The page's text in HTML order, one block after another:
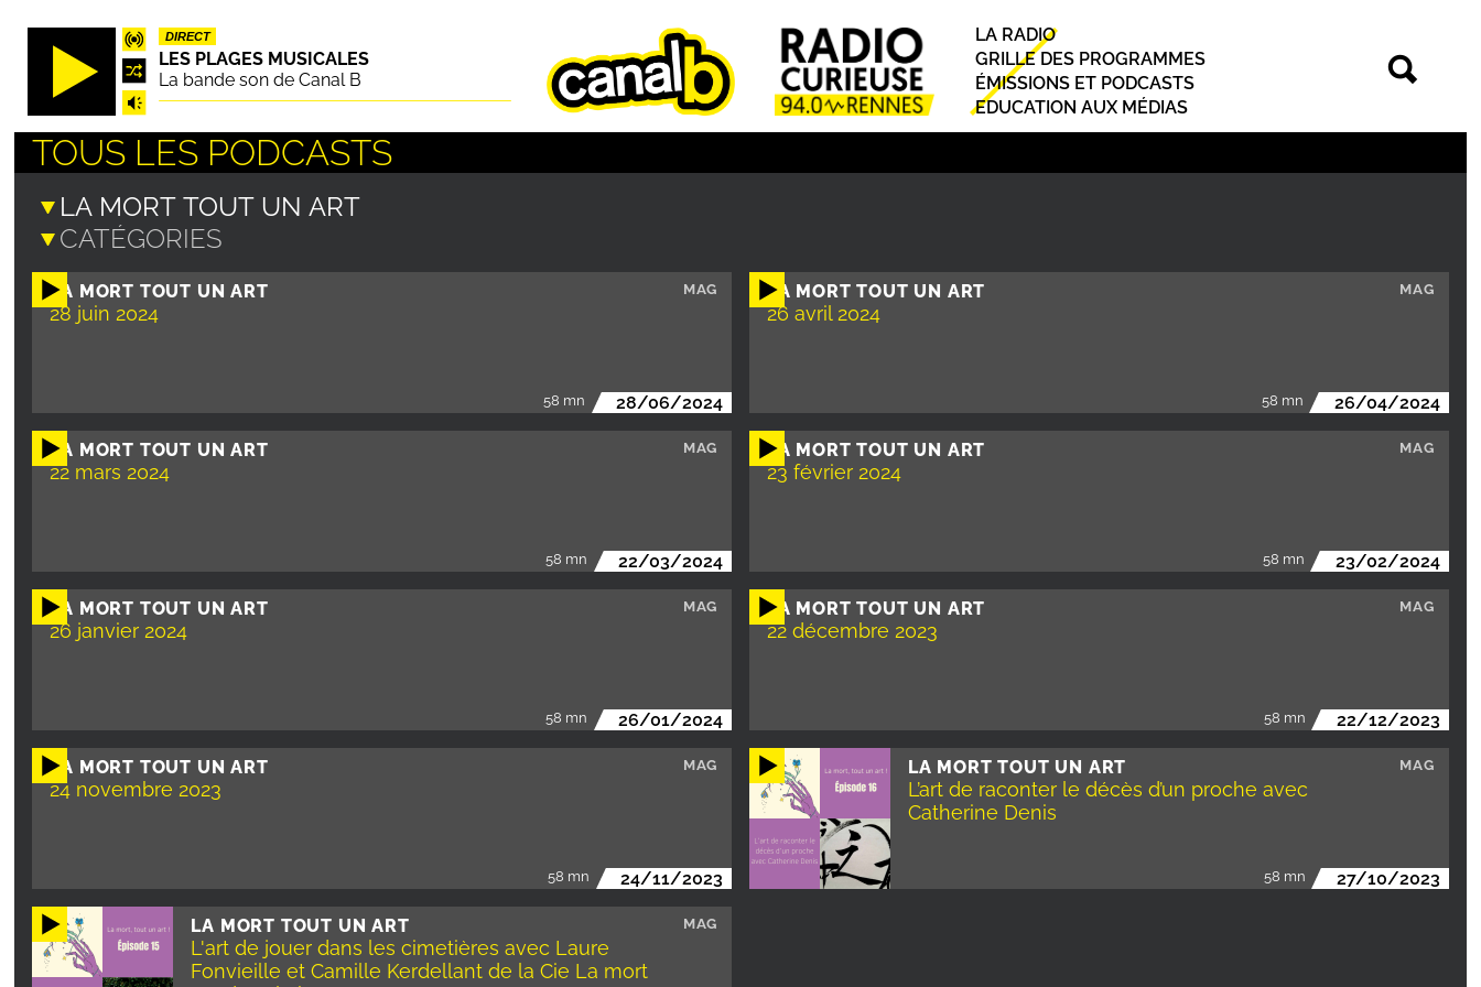
Aller
principal
DIRECT
LES PLAGES MUSICALES
La bande son de Canal B
Principal
LA RADIO
GRILLE DES PROGRAMMES
ÉMISSIONS ET PODCASTS
EDUCATION AUX MÉDIAS
TOUS LES PODCASTS
LA MORT TOUT UN ART
28 juin 2024
MAG
58 mn 28/06/2024
LA MORT TOUT UN ART
26 avril 2024
MAG
58 mn 26/04/2024
LA MORT TOUT UN ART
22 mars 2024
MAG
58 mn 22/03/2024
LA MORT TOUT UN ART
23 février 2024
MAG
58 mn 23/02/2024
LA MORT TOUT UN ART
26 janvier 2024
MAG
58 mn 26/01/2024
LA MORT TOUT UN ART
22 décembre 2023
MAG
58 mn 22/12/2023
LA MORT TOUT UN ART
24 novembre 2023
MAG
58 mn 24/11/2023
LA MORT TOUT UN ART
L’art de raconter le décès d’un proche avec
Catherine Denis
MAG
58 mn 27/10/2023
LA MORT TOUT UN ART
L'art de jouer dans les cimetières avec Laure
Fonvieille et Camille Kerdellant de la Cie La mort
MAG